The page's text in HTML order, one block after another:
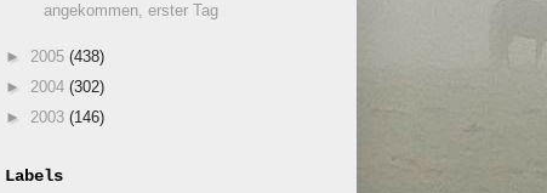
angekommen, erster Tag
► 2005 (438)
► 2004 (302)
► 2003 (146)
Labels